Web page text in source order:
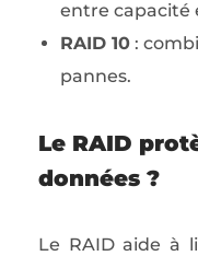
entre capacité
RAID 10 :
pannes.
Le RAID
données ?
Le RAID aide à